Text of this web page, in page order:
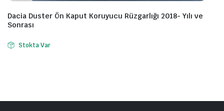
Dacia Duster Ön Kaput Koruyucu Rüzgarlığı 2018- Yılı ve
Sonrası
Stokta Var